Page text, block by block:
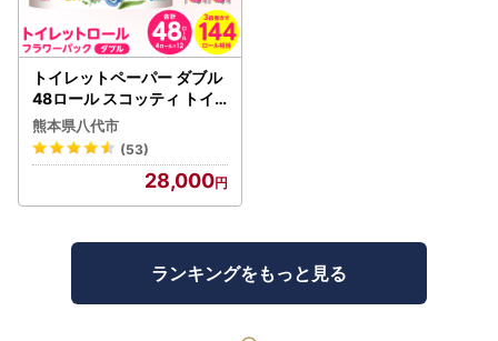
トイレットペーパー ダブル
48ロール スコッティ トイ
レット
熊本県八代市
(53)
28,000
ランキングをもっと見る